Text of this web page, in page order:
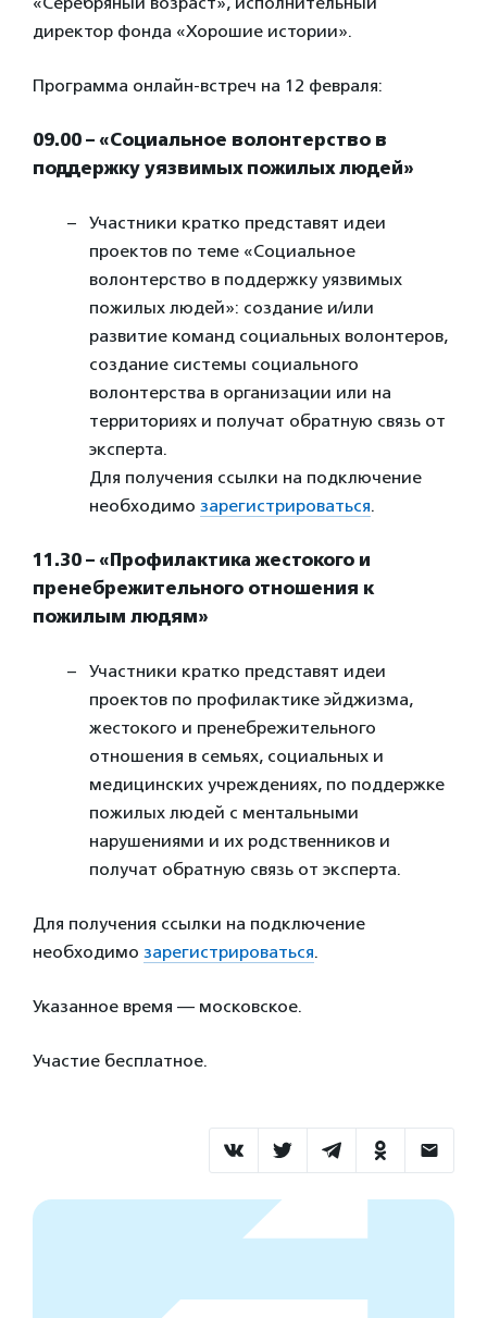
директор фонда «Хорошие истории».
Программа онлайн-встреч на 12 февраля:
09.00 – «Социальное волонтерство в
поддержку уязвимых пожилых людей»
Участники кратко представят идеи
проектов по теме «Социальное
волонтерство в поддержку уязвимых
пожилых людей»: создание и/или
развитие команд социальных волонтеров,
создание системы социального
волонтерства в организации или на
территориях и получат обратную связь от
эксперта.
Для получения ссылки на подключение
необходимо зарегистрироваться.
11.30 – «Профилактика жестокого и
пренебрежительного отношения к
пожилым людям»
Участники кратко представят идеи
проектов по профилактике эйджизма,
жестокого и пренебрежительного
отношения в семьях, социальных и
медицинских учреждениях, по поддержке
пожилых людей с ментальными
нарушениями и их родственников и
получат обратную связь от эксперта.
Для получения ссылки на подключение
необходимо зарегистрироваться.
Указанное время — московское.
Участие бесплатное.